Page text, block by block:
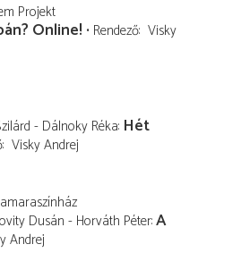
Projekt
Online! Rendező Visky
- Dálnoky Réka Hét
Visky Andrej
Dusán - Horváth Péter A
Andrej